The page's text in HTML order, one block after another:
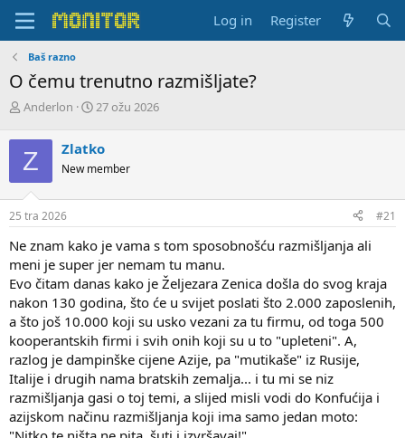
Log in Register
Baš razno
O čemu trenutno razmišljate?
T
r
e
a
d
s
t
r
t
e
r
Anderlon
S
r
t
a
27 ožu 2026
Z Zlatko
New member
25 tra 2026 #21
Ne znam kako je vama s tom sposobnošću razmišljanja ali
meni je super jer nemam tu manu.
Evo čitam danas kako je Željezara Zenica došla do svog kraja
nakon 130 godina, što će u svijet poslati što 2.000 zaposlenih,
a što još 10.000 koji su usko vezani za tu firmu, od toga 500
kooperantskih firmi i svih onih koji su u to "upleteni". A,
razlog je dampinške cijene Azije, pa "mutikaše" iz Rusije,
Italije i drugih nama bratskih zemalja... i tu mi se niz
razmišljanja gasi o toj temi, a slijed misli vodi do Konfućija i
azijskom načinu razmišljanja koji ima samo jedan moto: